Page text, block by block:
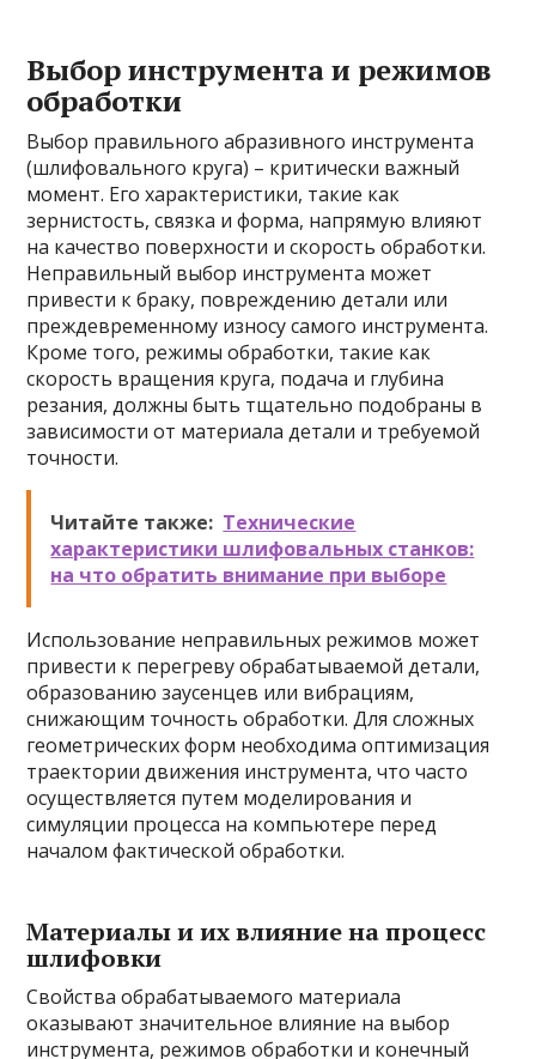
Выбор инструмента и режимов
обработки
Выбор правильного абразивного инструмента
(шлифовального круга) – критически важный
момент. Его характеристики, такие как
зернистость, связка и форма, напрямую влияют
на качество поверхности и скорость обработки.
Неправильный выбор инструмента может
привести к браку, повреждению детали или
преждевременному износу самого инструмента.
Кроме того, режимы обработки, такие как
скорость вращения круга, подача и глубина
резания, должны быть тщательно подобраны в
зависимости от материала детали и требуемой
точности.
Читайте также: Технические
характеристики шлифовальных станков:
на что обратить внимание при выборе
Использование неправильных режимов может
привести к перегреву обрабатываемой детали,
образованию заусенцев или вибрациям,
снижающим точность обработки. Для сложных
геометрических форм необходима оптимизация
траектории движения инструмента, что часто
осуществляется путем моделирования и
симуляции процесса на компьютере перед
началом фактической обработки.
Материалы и их влияние на процесс
шлифовки
Свойства обрабатываемого материала
оказывают значительное влияние на выбор
инструмента, режимов обработки и конечный